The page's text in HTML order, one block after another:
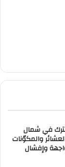
في شمال
والمكوّنات
وإفشال